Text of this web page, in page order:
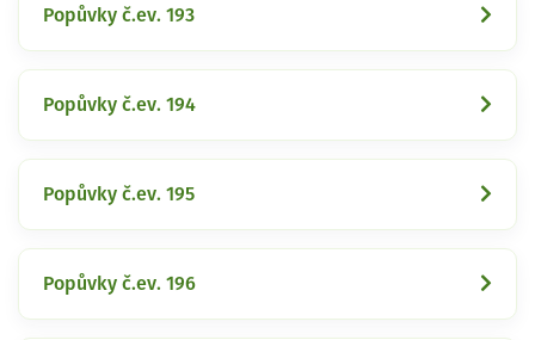
Popůvky č.ev. 193
Popůvky č.ev. 194
Popůvky č.ev. 195
Popůvky č.ev. 196